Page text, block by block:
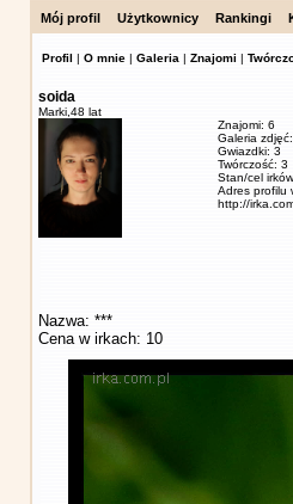
Mój profil Użytkownicy Rankingi
Profil | O mnie | Galeria | Znajomi |
soida
Marki, 48 lat
Znajomi: 6
Galeria
Gwiazdki: 3
Twórczość: 3
Stan/cel
Adres profilu
http://
Nazwa: ***
Cena w irkach: 10